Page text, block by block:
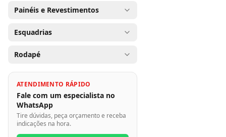
Painéis e Revestimentos
Esquadrias
Rodapé
ATENDIMENTO RÁPIDO
Fale com um especialista no
WhatsApp
Tire dúvidas, peça orçamento e receba
indicações na hora.